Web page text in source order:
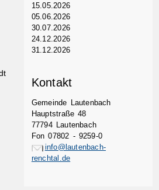
15.05.2026
05.06.2026
30.07.2026
24.12.2026
31.12.2026
Kontakt
Gemeinde Lautenbach
Hauptstraße 48
77794 Lautenbach
Fon 07802 - 9259-0
info@lautenbach-
renchtal.de